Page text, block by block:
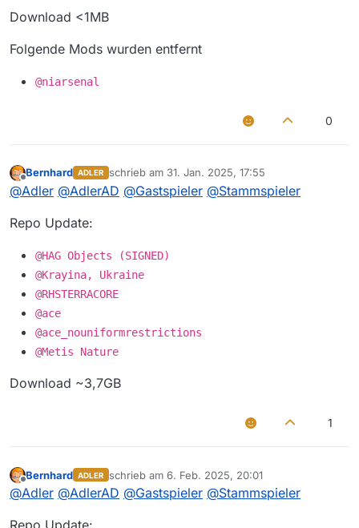
Download <1MB
Folgende Mods wurden entfernt
@niarsenal
0
Offline
Bernhard ADLER schrieb am 31. Jan. 2025, 17:55
zuletzt editiert von
@Adler @AdlerAD @Gastspieler @Stammspieler
Repo Update:
@HAG Objects (SIGNED)
@Krayina, Ukraine
@RHSTERRACORE
@ace
@ace_nouniformrestrictions
@Metis Nature
Download ~3,7GB
1
Offline
Bernhard ADLER schrieb am 6. Feb. 2025, 20:01
zuletzt editiert von
@Adler @AdlerAD @Gastspieler @Stammspieler